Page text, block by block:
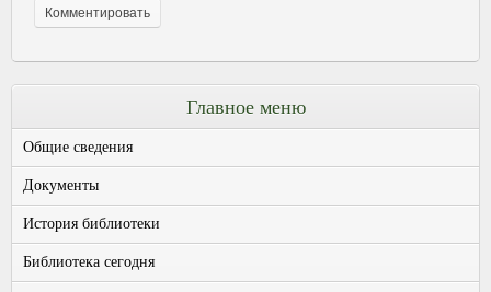
Главное меню
Общие сведения
Документы
История библиотеки
Библиотека сегодня